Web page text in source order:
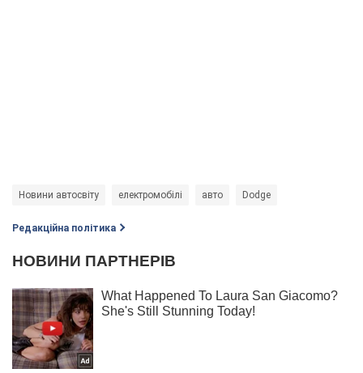
Новини автосвіту електромобілі авто Dodge
Редакційна політика